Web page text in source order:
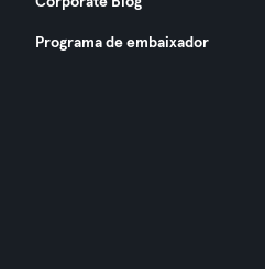
Programa de embaixador